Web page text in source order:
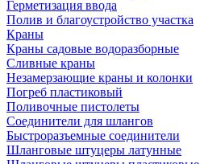
Герметизация ввода
Полив и благоустройство участка
Краны
Краны садовые водоразборные
Сливные краны
Незамерзающие краны и колонки
Погреб пластиковый
Поливочные пистолеты
Соединители для шлангов
Быстроразъемные соединители
Шланговые штуцеры латунные